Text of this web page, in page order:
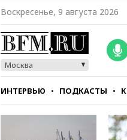
Воскресенье, 9 августа 2026
Москва
ИНТЕРВЬЮ ПОДКАСТЫ
СТИЛЬ ТЕСТЫ